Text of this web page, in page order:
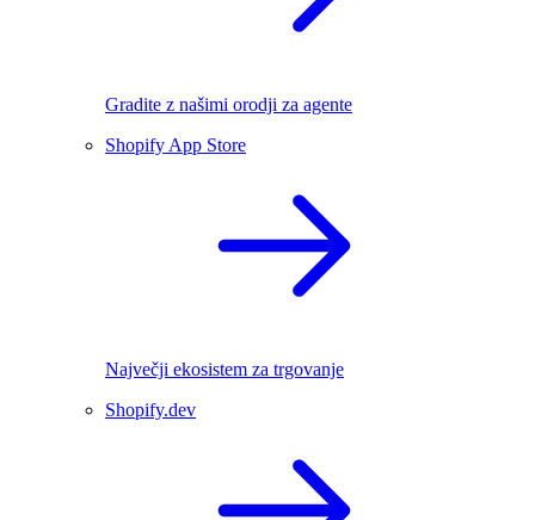
Gradite z našimi orodji za agente
Shopify App Store
Največji ekosistem za trgovanje
Shopify.dev